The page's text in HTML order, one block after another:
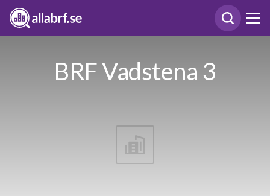
BRF Vadstena 3